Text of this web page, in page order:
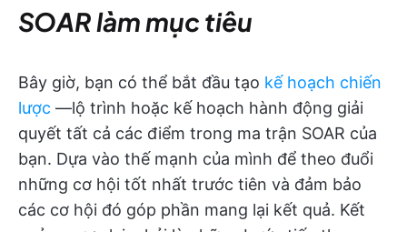
SOAR làm mục tiêu
Bây giờ, bạn có thể bắt đầu tạo kế hoạch chiến
lược —lộ trình hoặc kế hoạch hành động giải
quyết tất cả các điểm trong ma trận SOAR của
bạn. Dựa vào thế mạnh của mình để theo đuổi
những cơ hội tốt nhất trước tiên và đảm bảo
các cơ hội đó góp phần mang lại kết quả. Kết